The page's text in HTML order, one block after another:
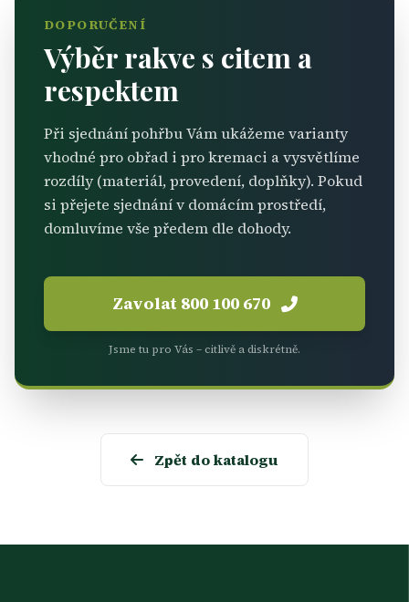
DOPORUČENÍ
Výběr rakve s citem a
respektem
Při sjednání pohřbu Vám ukážeme varianty
vhodné pro obřad i pro kremaci a vysvětlíme
rozdíly (materiál, provedení, doplňky). Pokud
si přejete sjednání v domácím prostředí,
domluvíme vše předem dle dohody.
Zavolat 800 100 670
Jsme tu pro Vás – citlivě a diskrétně.
Zpět do katalogu